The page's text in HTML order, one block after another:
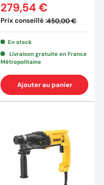
(6
Prix conseillé :450,00 €
279,54 €
En stock
Livraison gratuite en France
Métropolitaine
Ajouter au panier